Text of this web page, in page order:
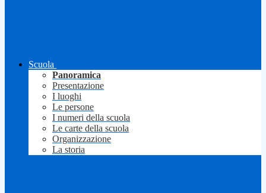
Scuola
Panoramica
Presentazione
I luoghi
Le persone
I numeri della scuola
Le carte della scuola
Organizzazione
La storia